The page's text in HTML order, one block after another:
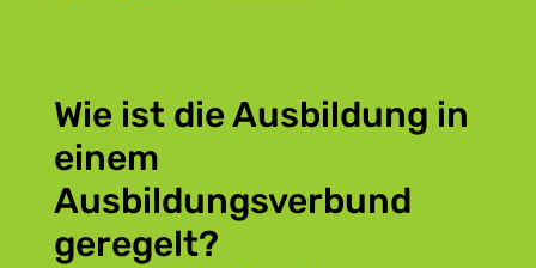
Wie ist die Ausbildung in
einem
Ausbildungsverbund
geregelt?